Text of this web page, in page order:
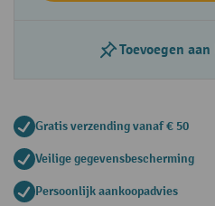
Toevoegen
Gratis verzending vanaf € 50
Veilige gegevensbescherming
Persoonlijk aankoopadvies